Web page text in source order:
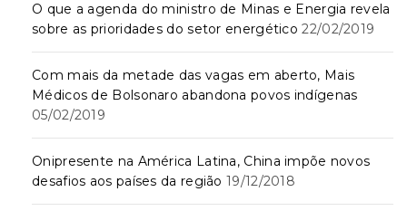
O que a agenda do ministro de Minas e Energia revela
sobre as prioridades do setor energético 22/02/2019
Com mais da metade das vagas em aberto, Mais
Médicos de Bolsonaro abandona povos indígenas
05/02/2019
Onipresente na América Latina, China impõe novos
desafios aos países da região 19/12/2018